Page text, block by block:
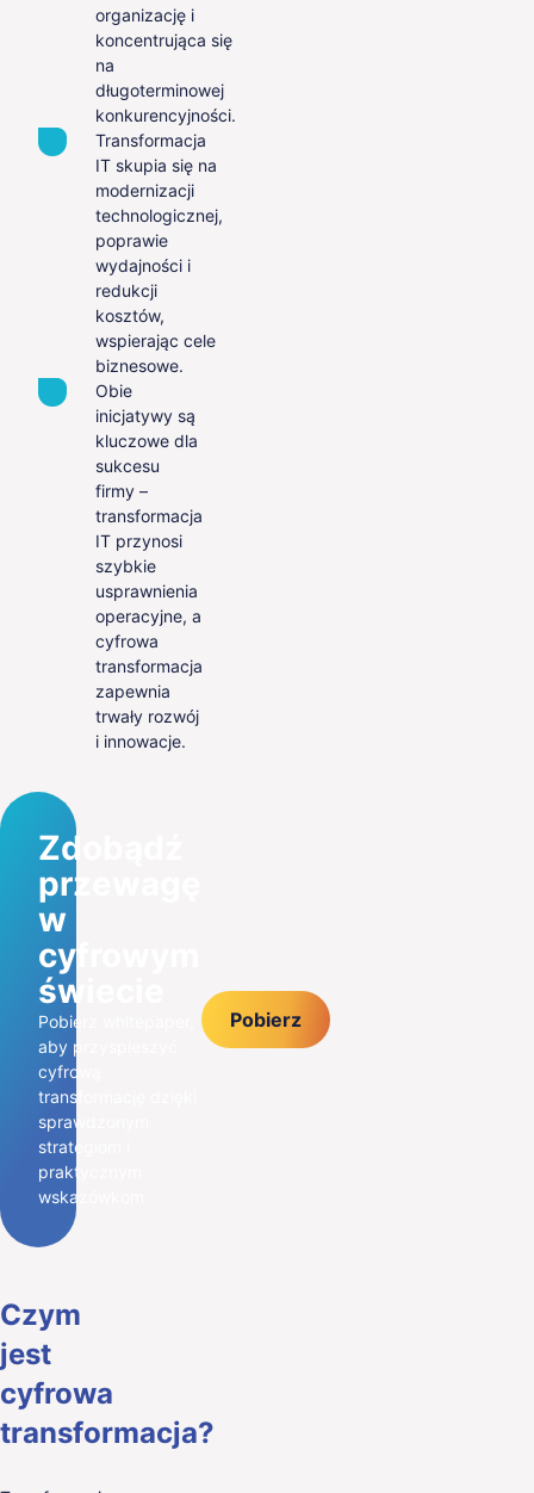
organizację i
koncentrująca się
na
długoterminowej
konkurencyjności.
Transformacja
IT skupia się na
modernizacji
technologicznej,
poprawie
wydajności i
redukcji
kosztów,
wspierając cele
biznesowe.
Obie
inicjatywy są
kluczowe dla
sukcesu
firmy –
transformacja
IT przynosi
szybkie
usprawnienia
operacyjne, a
cyfrowa
transformacja
zapewnia
trwały rozwój
i innowacje.
Zdobądź
przewagę
w
cyfrowym
świecie
Pobierz whitepaper,
aby przyspieszyć
cyfrową
transformację dzięki
sprawdzonym
strategiom i
praktycznym
wskazówkom
Pobierz
Czym
jest
cyfrowa
transformacja?